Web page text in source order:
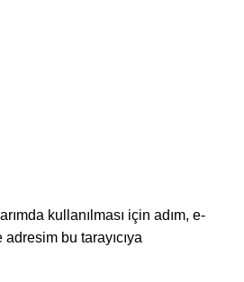
kullanılması için adım, e-
bu tarayıcıya